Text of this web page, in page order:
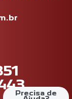
Precisa de